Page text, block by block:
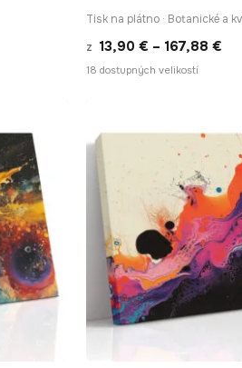
Tisk na plátno · Botanické a
z 13,90 € – 167,88 €
18 dostupných velikostí